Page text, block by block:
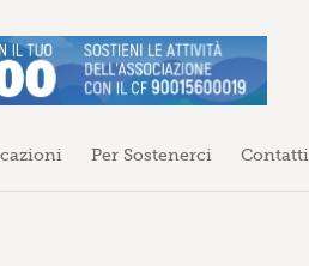
Per Sostenerci Contatti